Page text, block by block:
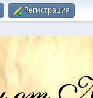
Регистрация